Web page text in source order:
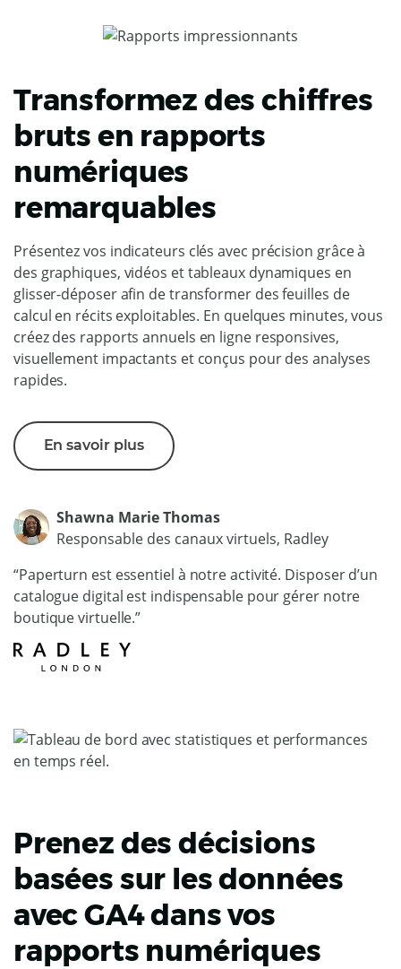
Transformez des chiffres
bruts en rapports
numériques
remarquables
Présentez vos indicateurs clés avec précision grâce à
des graphiques, vidéos et tableaux dynamiques en
glisser-déposer afin de transformer des feuilles de
calcul en récits exploitables. En quelques minutes, vous
créez des rapports annuels en ligne responsives,
visuellement impactants et conçus pour des analyses
rapides.
En savoir plus
Shawna Marie Thomas
Responsable des canaux virtuels, Radley
“Paperturn est essentiel à notre activité. Disposer d’un
catalogue digital est indispensable pour gérer notre
boutique virtuelle.”
Prenez des décisions
basées sur les données
avec GA4 dans vos
rapports numériques